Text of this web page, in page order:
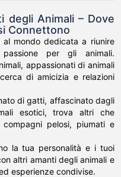
degli Animali – Dove
Connettono
mondo dedicata a riunire
per gli animali.
appassionati di animali
di amicizia e relazioni
di gatti, affascinato dagli
esotici, trova altri che
pelosi, piumati e
la tua personalità e i tuoi
altri amanti degli animali e
esperienze condivise.